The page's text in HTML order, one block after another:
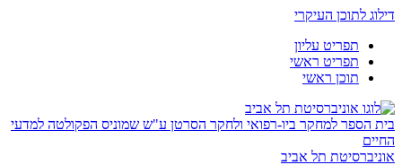
דילוג לתוכן העיקרי
תפריט עליון
תפריט ראשי
תוכן ראשי
בית הספר למחקר ביו-רפואי ולחקר הסרטן ע"ש שמוניס הפקולטה למדעי
החיים
אוניברסיטת תל אביב